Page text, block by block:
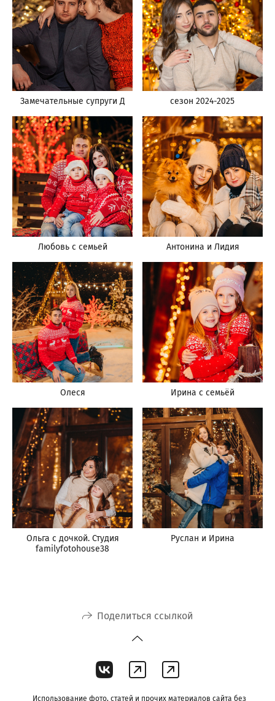
Замечательные супруги Д сезон 2024-2025
Любовь с семьей Антонина и Лидия
Олеся Ирина с семьёй
Ольга с дочкой. Студия
familyfotohouse38
Руслан и Ирина
Поделиться ссылкой
Использование фото, статей и прочих материалов сайта без